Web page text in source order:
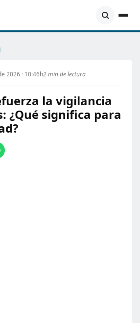
2026 · 10:46h2 min de lectura
la vigilancia
¿Qué significa para